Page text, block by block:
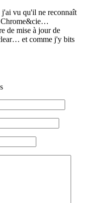
j'ai vu qu'il ne reconnaît
Chrome&cie…
de mise à jour de
et comme j'y bits